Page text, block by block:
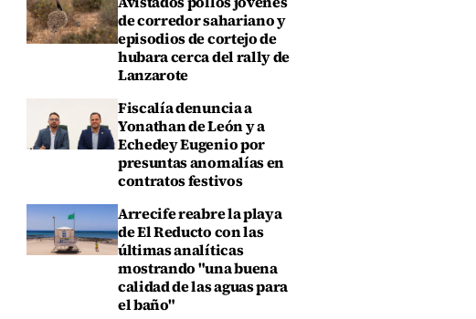
de corredor sahariano y
episodios de cortejo de
hubara cerca del rally de
Lanzarote
Fiscalía denuncia a
Yonathan de León y a
Echedey Eugenio por
presuntas anomalías en
contratos festivos
Arrecife reabre la playa
de El Reducto con las
últimas analíticas
mostrando "una buena
calidad de las aguas para
el baño"